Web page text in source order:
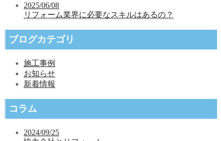
2025/06/08
リフォーム業界に必要なスキルはあるの？
ブログカテゴリ
施工事例
お知らせ
新着情報
コラム
2024/09/25